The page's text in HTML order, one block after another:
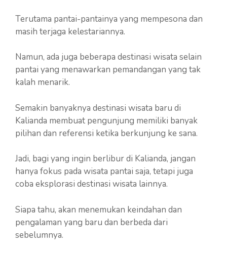
Terutama pantai-pantainya yang mempesona dan
masih terjaga kelestariannya.
Namun, ada juga beberapa destinasi wisata selain
pantai yang menawarkan pemandangan yang tak
kalah menarik.
Semakin banyaknya destinasi wisata baru di
Kalianda membuat pengunjung memiliki banyak
pilihan dan referensi ketika berkunjung ke sana.
Jadi, bagi yang ingin berlibur di Kalianda, jangan
hanya fokus pada wisata pantai saja, tetapi juga
coba eksplorasi destinasi wisata lainnya.
Siapa tahu, akan menemukan keindahan dan
pengalaman yang baru dan berbeda dari
sebelumnya.